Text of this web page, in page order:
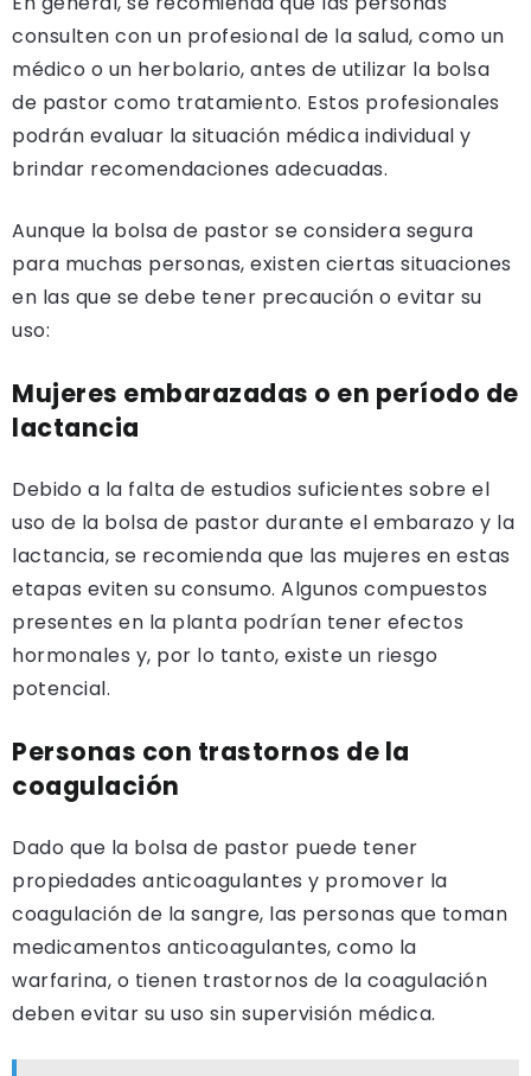
consulten con un profesional de la salud, como un
médico o un herbolario, antes de utilizar la bolsa
de pastor como tratamiento. Estos profesionales
podrán evaluar la situación médica individual y
brindar recomendaciones adecuadas.
Aunque la bolsa de pastor se considera segura
para muchas personas, existen ciertas situaciones
en las que se debe tener precaución o evitar su
uso:
Mujeres embarazadas o en período de
lactancia
Debido a la falta de estudios suficientes sobre el
uso de la bolsa de pastor durante el embarazo y la
lactancia, se recomienda que las mujeres en estas
etapas eviten su consumo. Algunos compuestos
presentes en la planta podrían tener efectos
hormonales y, por lo tanto, existe un riesgo
potencial.
Personas con trastornos de la
coagulación
Dado que la bolsa de pastor puede tener
propiedades anticoagulantes y promover la
coagulación de la sangre, las personas que toman
medicamentos anticoagulantes, como la
warfarina, o tienen trastornos de la coagulación
deben evitar su uso sin supervisión médica.